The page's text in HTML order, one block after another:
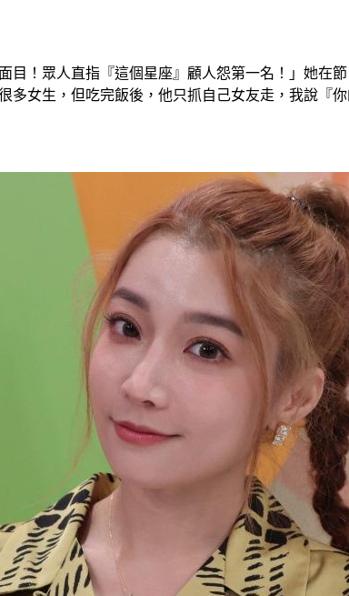
！眾人直指『這個星座』顧人怨第一名！」她在
女生，但吃完飯後，他只抓自己女友走，我說『